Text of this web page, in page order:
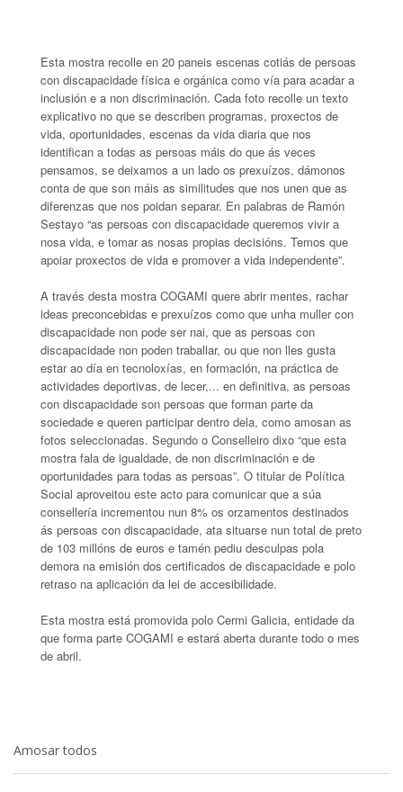
Esta mostra recolle en 20 paneis escenas cotiás de persoas
con discapacidade física e orgánica como vía para acadar a
inclusión e a non discriminación. Cada foto recolle un texto
explicativo no que se describen programas, proxectos de
vida, oportunidades, escenas da vida diaria que nos
identifican a todas as persoas máis do que ás veces
pensamos, se deixamos a un lado os prexuízos, dámonos
conta de que son máis as similitudes que nos unen que as
diferenzas que nos poidan separar. En palabras de Ramón
Sestayo “as persoas con discapacidade queremos vivir a
nosa vida, e tomar as nosas propias decisións. Temos que
apoiar proxectos de vida e promover a vida independente”.
A través desta mostra COGAMI quere abrir mentes, rachar
ideas preconcebidas e prexuízos como que unha muller con
discapacidade non pode ser nai, que as persoas con
discapacidade non poden traballar, ou que non lles gusta
estar ao día en tecnoloxías, en formación, na práctica de
actividades deportivas, de lecer,... en definitiva, as persoas
con discapacidade son persoas que forman parte da
sociedade e queren participar dentro dela, como amosan as
fotos seleccionadas. Segundo o Conselleiro dixo “que esta
mostra fala de igualdade, de non discriminación e de
oportunidades para todas as persoas”. O titular de Política
Social aproveitou este acto para comunicar que a súa
consellería incrementou nun 8% os orzamentos destinados
ás persoas con discapacidade, ata situarse nun total de preto
de 103 millóns de euros e tamén pediu desculpas pola
demora na emisión dos certificados de discapacidade e polo
retraso na aplicación da lei de accesibilidade.
Esta mostra está promovida polo Cermi Galicia, entidade da
que forma parte COGAMI e estará aberta durante todo o mes
de abril.
Amosar todos